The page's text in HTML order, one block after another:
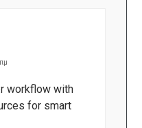
workflow with
for smart